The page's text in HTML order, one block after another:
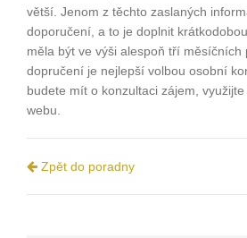
větší. Jenom z těchto zaslaných
doporučení, a to je doplnit
měla být ve výši alespoň tří
dopručení je nejlepší volbou osobní
budete mít o konzultaci zájem,
webu.
Zpět do poradny